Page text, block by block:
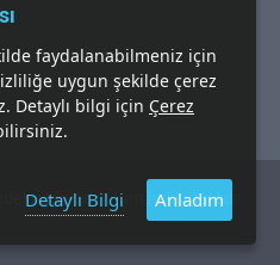
içeriklerin tüm hakkı saklıdır.
faydalanabilmeniz için
uygun şekilde çerez
Detaylı bilgi için Çerez
Detaylı Bilgi Anladım